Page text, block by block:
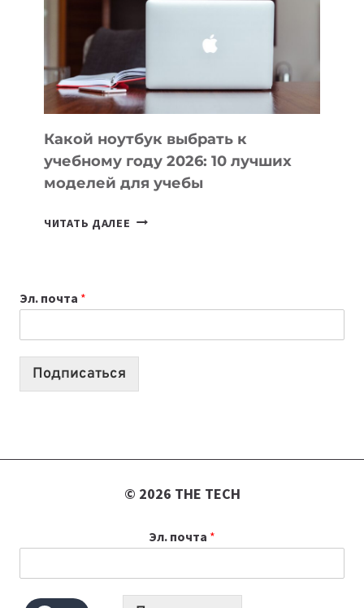
СОЗДАВАТЬ
БЕЗ
СЛОЖНОГО
КОДА
Какой ноутбук выбрать к
учебному году 2026: 10 лучших
моделей для учебы
ЧИТАТЬ ДАЛЕЕ КАКОЙ
2026:
10
Эл. почта *
Подписаться
© 2026 THE TECH
Эл. почта *